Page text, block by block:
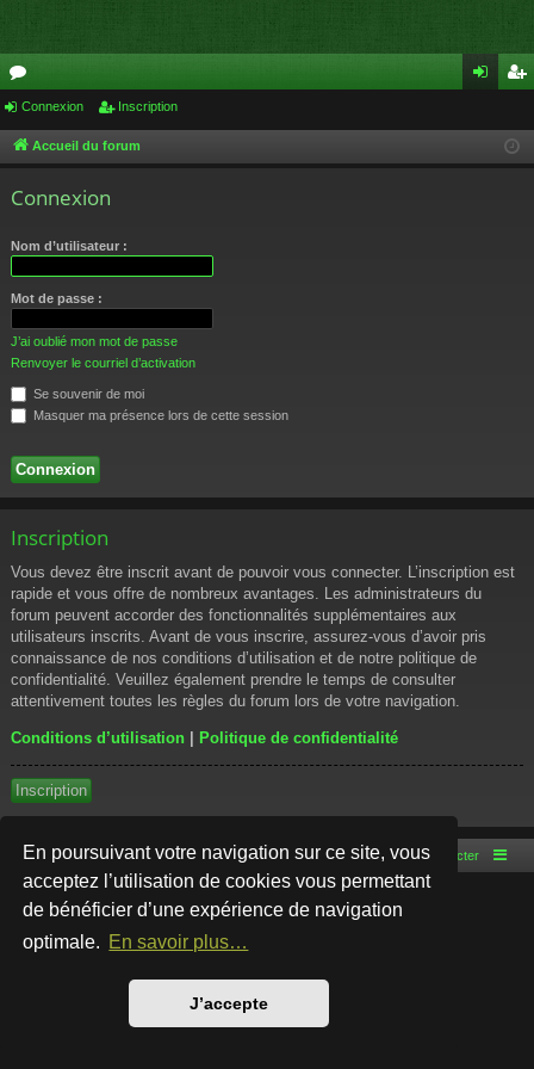
En poursuivant votre navigation sur ce site, vous
acceptez l’utilisation de cookies vous permettant
de bénéficier d’une expérience de navigation
optimale. En savoir plus…
J’accepte
or
u cri
Connexion Inscription
Accueil du forum
Connexion
Nom d’utilisateur :
Mot de passe :
J’ai oublié mon mot de passe
Renvoyer le courriel d’activation
Se souvenir de moi
Masquer ma présence lors de cette session
Inscription
Vous devez être inscrit avant de pouvoir vous connecter. L’inscription est
rapide et vous offre de nombreux avantages. Les administrateurs du
forum peuvent accorder des fonctionnalités supplémentaires aux
utilisateurs inscrits. Avant de vous inscrire, assurez-vous d’avoir pris
connaissance de nos conditions d’utilisation et de notre politique de
confidentialité. Veuillez également prendre le temps de consulter
attentivement toutes les règles du forum lors de votre navigation.
Conditions d’utilisation | Politique de confidentialité
Inscription
Accueil du forum Nous contacter
Développé parphpBB® Forum Software © phpBB Limited
Style par
Traduction française officielle